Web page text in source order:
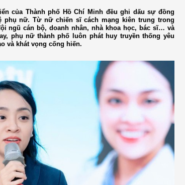
của Thành phố Hồ Chí Minh đều ghi dấu sự đồng
phụ nữ. Từ nữ chiến sĩ cách mạng kiên trung trong
ngũ cán bộ, doanh nhân, nhà khoa học, bác sĩ… và
phụ nữ thành phố luôn phát huy truyền thống yêu
và khát vọng cống hiến.